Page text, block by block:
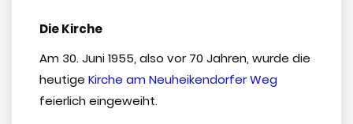
Die Kirche
Am 30. Juni 1955, also vor 70 Jahren, wurde die
heutige Kirche am Neuheikendorfer Weg
feierlich eingeweiht.